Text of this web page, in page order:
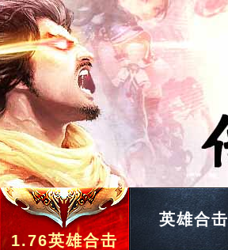
1.76英雄合击
英雄合击